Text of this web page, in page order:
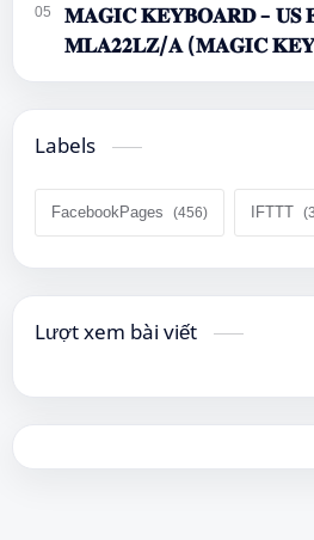
𝐌𝐀𝐆𝐈𝐂 𝐊𝐄𝐘𝐁𝐎𝐀𝐑𝐃 – 𝐔𝐒
𝐌𝐋𝐀𝟐𝟐𝐋𝐙/𝐀 (𝐌𝐀𝐆𝐈𝐂
Labels
FacebookPages IFTTT
Lượt xem bài viết